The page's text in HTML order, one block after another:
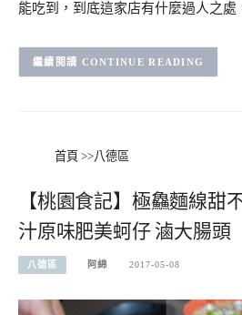
能吃到，到底這家店有什麼過人之
CONTINUE READING
首頁 >>八德區
【桃園食記】極鱻麵線甜
汁原味肥美蚵仔 滷大腸頭
八德區 阿綿 2017-05-08